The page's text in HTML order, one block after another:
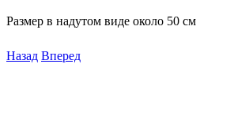
Размер в надутом виде около 50 см
Назад Вперед